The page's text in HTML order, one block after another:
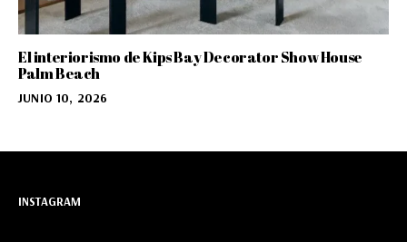
El interiorismo de Kips Bay Decorator Show House
Palm Beach
JUNIO 10, 2026
INSTAGRAM